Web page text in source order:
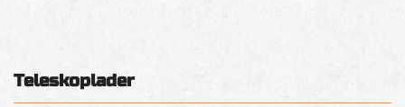
Teleskoplader